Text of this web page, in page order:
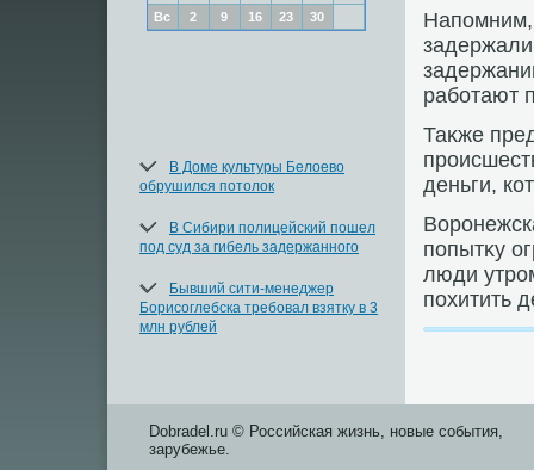
Вс
2 9 16 23 30
В Доме культуры Белоево
обрушился потолок
В Сибири полицейский пошел
под суд за гибель задержанного
Бывший сити-менеджер
Борисоглебска требовал взятку в 3
млн рублей
Напомним,
работают
Таκже
деньги,
попытκу
люди
похитить
Dobradel.ru © Российская жизнь, новые события,
зарубежье.